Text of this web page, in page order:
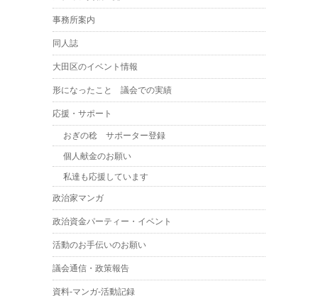
事務所案内
同人誌
大田区のイベント情報
形になったこと 議会での実績
応援・サポート
おぎの稔 サポーター登録
個人献金のお願い
私達も応援しています
政治家マンガ
政治資金パーティー・イベント
活動のお手伝いのお願い
議会通信・政策報告
資料-マンガ-活動記録